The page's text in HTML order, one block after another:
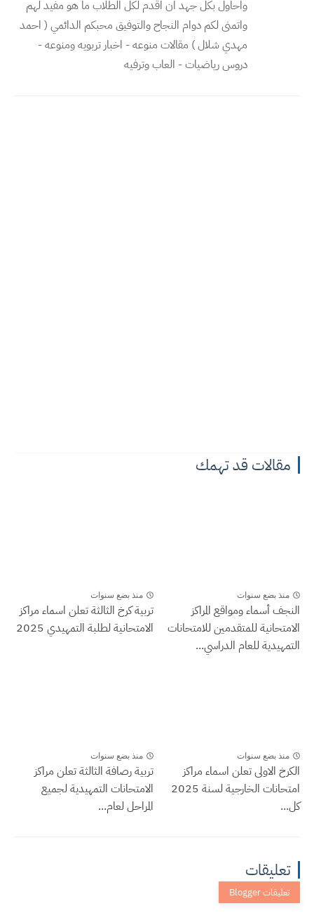
واحاول بكل جهد ان اقدم لكل الطلاب ما هو مفيد لهم
واتمنى لكم دوام النجاح والتوفيق محبكم الدائمي ( احمد
مهدي شلال ) مقالات منوعه - اخبار تربويه ومنوعه -
دروس رياضيات - العاب وترفيه
مقالات قد تهمك
منذ بضع سنوات
النجف أسماء ومواقع المراكز
الامتحانية للمتقدمين للامتحانات
التمهيدية للعام الدراسي...
منذ بضع سنوات
تربية كرخ الثالثة تعلن اسماء مراكز
الامتحانية لطلبة التمهيدي 2025
منذ بضع سنوات
الكرخ الاولى تعلن اسماء مراكز
امتحانات الخارجية لسنة 2025
كل...
منذ بضع سنوات
تربية رصافة الثالثة تعلن مراكز
الامتحانات التمهيدية لجميع
المراحل لعام...
تعليقات